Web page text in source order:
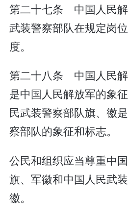
第二十七条 中国人民
武装警察部队在规定岗
度。
第二十八条 中国人民
是中国人民解放军的象
民武装警察部队旗、徽
察部队的象征和标志。
公民和组织应当尊重中
旗、军徽和中国人民武装
徽。